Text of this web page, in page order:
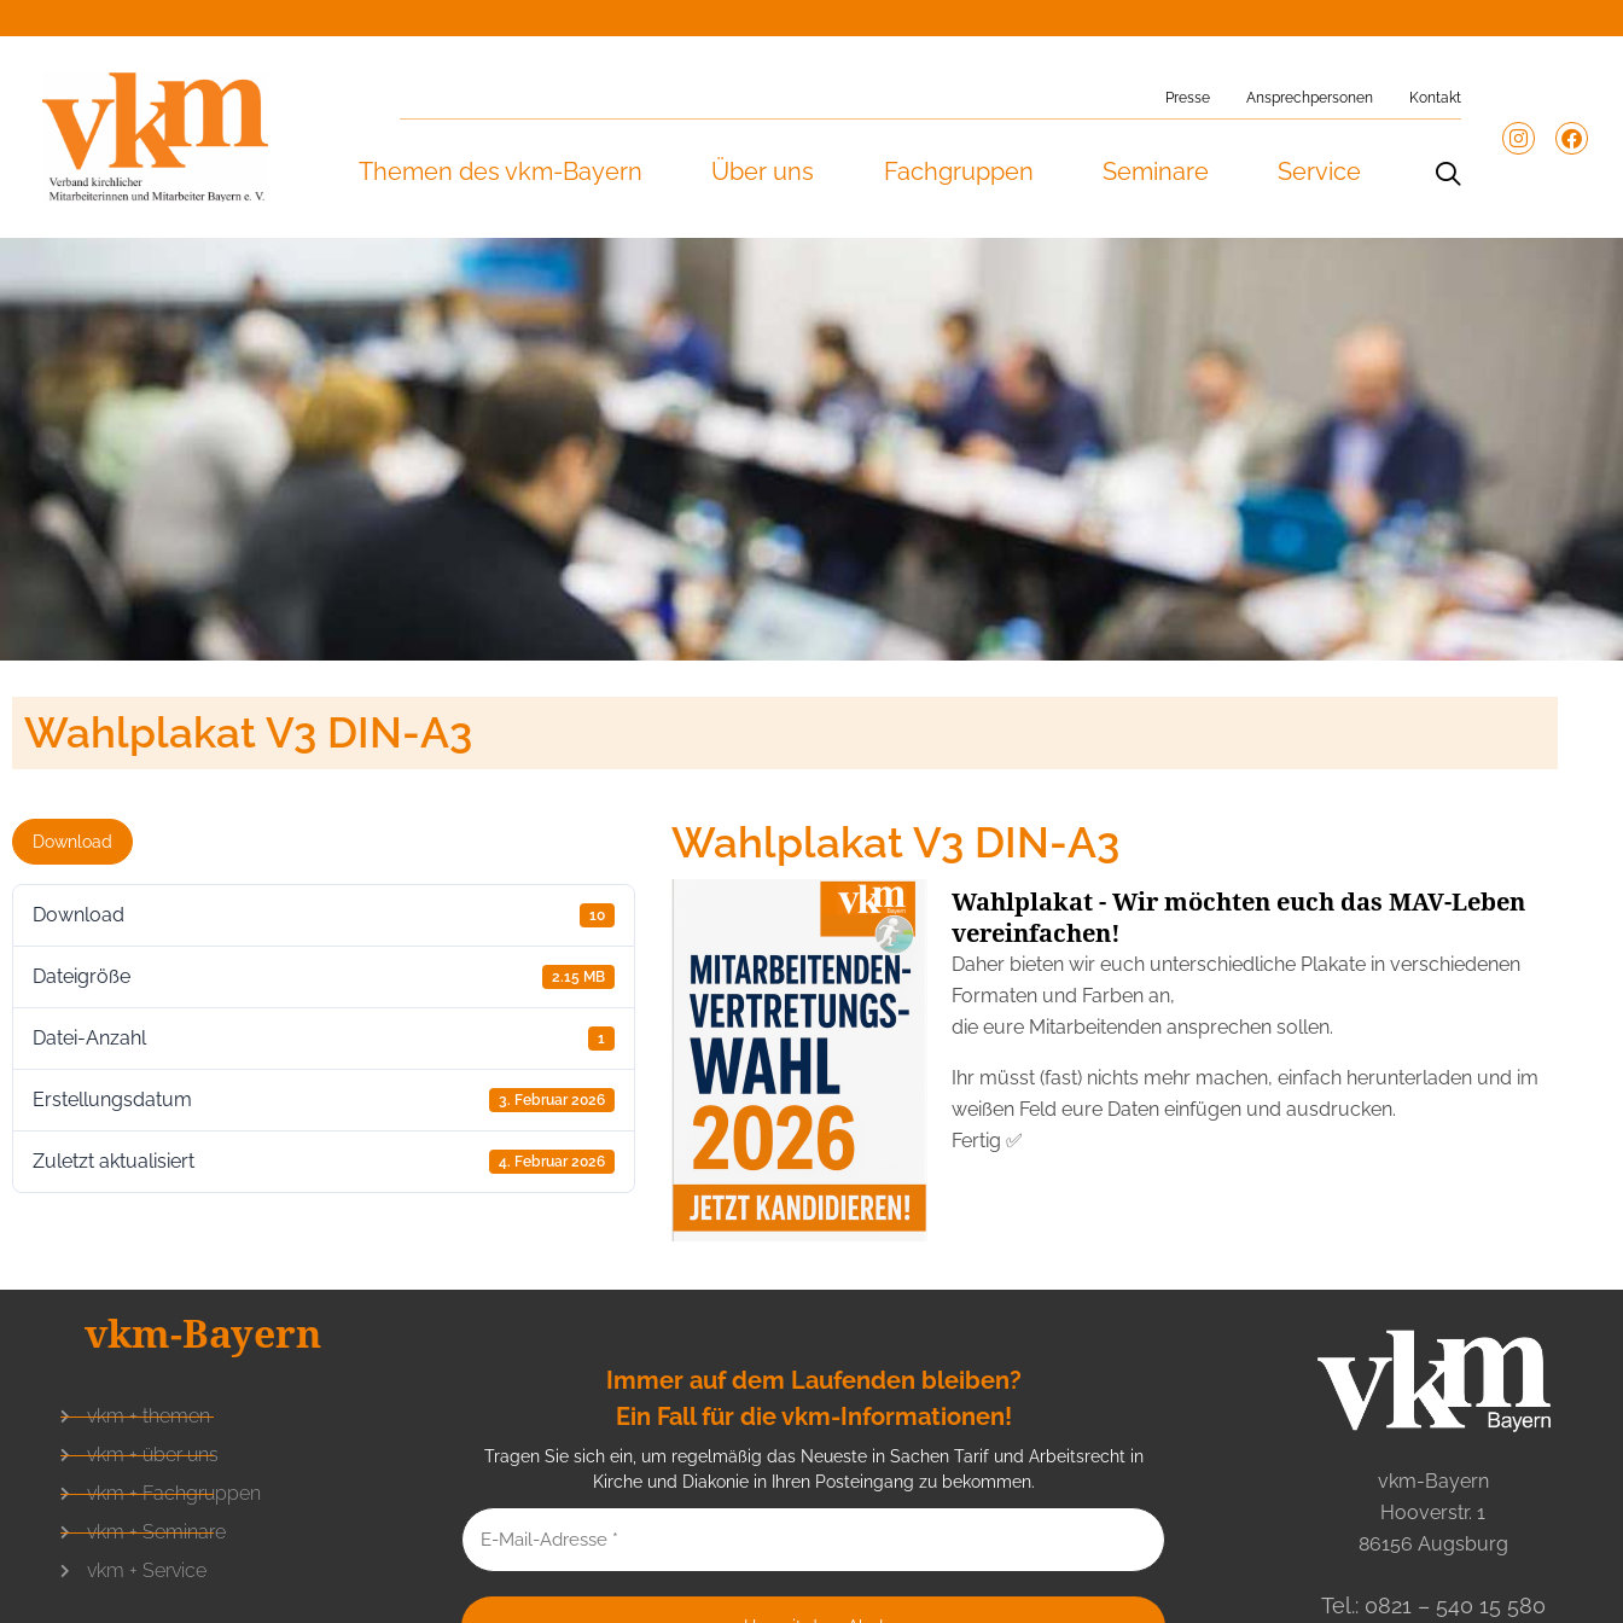
Presse Ansprechpersonen Kontakt
Themen des vkm-Bayern Über uns Fachgruppen Seminare Service
Wahlplakat V3 DIN-A3
Download
Download 10
Dateigröße 2.15 MB
Datei-Anzahl 1
Erstellungsdatum 3. Februar 2026
Zuletzt aktualisiert 4. Februar 2026
Wahlplakat V3 DIN-A3
Wahlplakat - Wir möchten euch das MAV-Leben
vereinfachen!
Daher bieten wir euch unterschiedliche Plakate in verschiedenen
Formaten und Farben an,
die eure Mitarbeitenden ansprechen sollen.
Ihr müsst (fast) nichts mehr machen, einfach herunterladen und im
weißen Feld eure Daten einfügen und ausdrucken.
Fertig ✅
vkm-Bayern
vkm + themen
vkm + über uns
vkm + Fachgruppen
vkm + Seminare
vkm + Service
Immer auf dem Laufenden bleiben?
Ein Fall für die vkm-Informationen!
Tragen Sie sich ein, um regelmäßig das Neueste in Sachen Tarif und Arbeitsrecht in
Kirche und Diakonie in Ihren Posteingang zu bekommen.
vkm-Bayern
Hooverstr. 1
86156 Augsburg
Tel.: 0821 – 540 15 580